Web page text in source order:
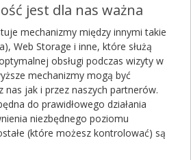
Drukuj/Zapisz
jest dla nas ważna
mechanizmy między innymi takie
Web Storage i inne, które służą
obsługi podczas wizyty w
mechanizmy mogą być
nas jak i przez naszych partnerów.
do prawidłowego działania
niezbędnego poziomu
(które możesz kontrolować) są